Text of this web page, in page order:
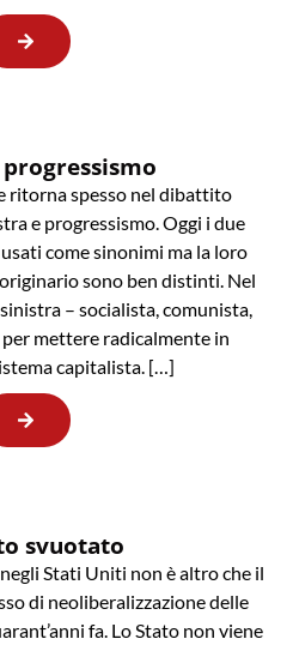
ritorna spesso nel dibattito
e progressismo. Oggi i due
come sinonimi ma la loro
sono ben distinti. Nel
– socialista, comunista,
mettere radicalmente in
capitalista. […]
svuotato
Stati Uniti non è altro che il
di neoliberalizzazione delle
fa. Lo Stato non viene